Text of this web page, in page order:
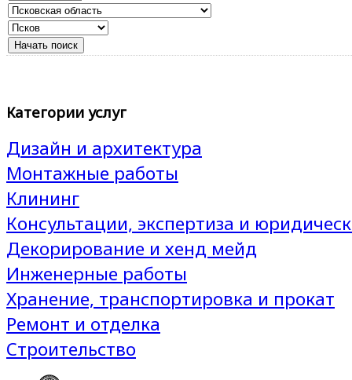
Категории услуг
Дизайн и архитектура
Монтажные работы
Клининг
Консультации, экспертиза и
Декорирование и хенд мейд
Инженерные работы
Хранение, транспортировка и прокат
Ремонт и отделка
Строительство